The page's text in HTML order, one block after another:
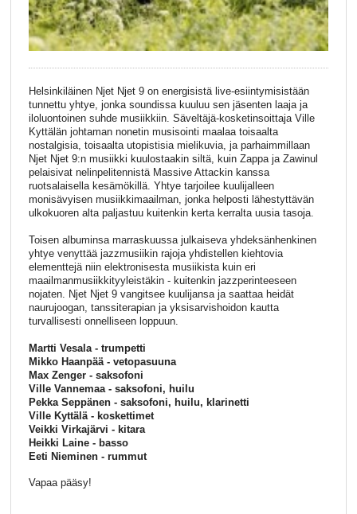
Helsinkiläinen Njet Njet 9 on energisistä live-esiintymisistään
tunnettu yhtye, jonka soundissa kuuluu sen jäsenten laaja ja
iloluontoinen suhde musiikkiin. Säveltäjä-kosketinsoittaja Ville
Kyttälän johtaman nonetin musisointi maalaa toisaalta
nostalgisia, toisaalta utopistisia mielikuvia, ja parhaimmillaan
Njet Njet 9:n musiikki kuulostaakin siltä, kuin Zappa ja Zawinul
pelaisivat nelinpelitennistä Massive Attackin kanssa
ruotsalaisella kesämökillä. Yhtye tarjoilee kuulijalleen
monisävyisen musiikkimaailman, jonka helposti lähestyttävän
ulkokuoren alta paljastuu kuitenkin kerta kerralta uusia tasoja.
Toisen albuminsa marraskuussa julkaiseva yhdeksänhenkinen
yhtye venyttää jazzmusiikin rajoja yhdistellen kiehtovia
elementtejä niin elektronisesta musiikista kuin eri
maailmanmusiikkityyleistäkin - kuitenkin jazzperinteeseen
nojaten. Njet Njet 9 vangitsee kuulijansa ja saattaa heidät
naurujoogan, tanssiterapian ja yksisarvishoidon kautta
turvallisesti onnelliseen loppuun.
Martti Vesala - trumpetti
Mikko Haanpää - vetopasuuna
Max Zenger - saksofoni
Ville Vannemaa - saksofoni, huilu
Pekka Seppänen - saksofoni, huilu, klarinetti
Ville Kyttälä - koskettimet
Veikki Virkajärvi - kitara
Heikki Laine - basso
Eeti Nieminen - rummut
Vapaa pääsy!